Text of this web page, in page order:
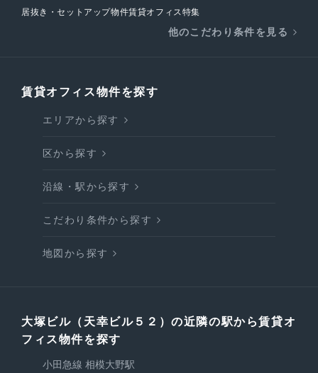
居抜き・セットアップ物件賃貸オフィス特集
他のこだわり条件を見る
賃貸オフィス物件を探す
エリアから探す
区から探す
沿線・駅から探す
こだわり条件から探す
地図から探す
大塚ビル（天幸ビル５２）の近隣の駅から賃貸オ
フィス物件を探す
小田急線 相模大野駅